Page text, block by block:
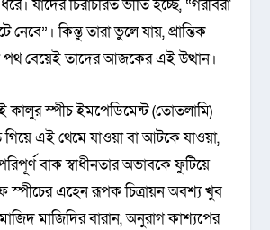
যাদের চিরাচরিত ভীতি হচ্ছে, “গরীবরা
কিন্তু তারা ভুলে যায়, প্রান্তিক
পথ বেয়েই তাদের আজকের এই উত্থান।
স্পীচ ইমপেডিমেন্ট (তোতলামি)
এই থেমে যাওয়া বা আটকে যাওয়া,
বাক স্বাধীনতার অভাবকে ফুটিয়ে
স্পীচের এহেন রূপক চিত্রায়ন অবশ্য খুব
মাজিদির বারান, অনুরাগ কাশ্যপের